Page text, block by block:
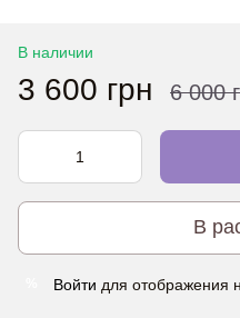
В наличии
3 600 грн 6 000
В
Войти для отображения